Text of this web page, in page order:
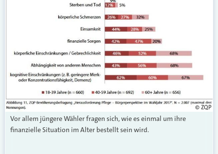
© ZQP
Vor allem jüngere Wähler fragen sich, wie es einmal um ihre
finanzielle Situation im Alter bestellt sein wird.